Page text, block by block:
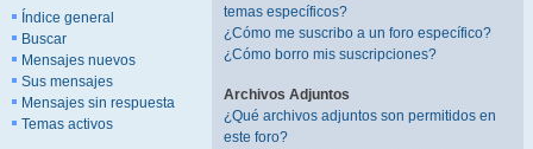
Índice general
Buscar
Mensajes nuevos
Sus mensajes
Mensajes sin respuesta
Temas activos
temas específicos?
¿Cómo me suscribo a un foro específico?
¿Cómo borro mis suscripciones?
Archivos Adjuntos
¿Qué archivos adjuntos son permitidos en
este foro?